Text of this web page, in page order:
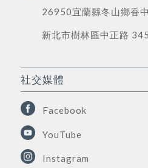
26950宜蘭縣冬山鄉香
新北市樹林區中正路
社交媒體
Facebook
YouTube
Instagram